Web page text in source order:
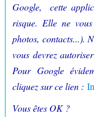
Google, cette
risque. Elle ne
photos, contacts...).
vous devrez
Pour Google
cliquez sur ce lien :
Vous êtes OK ?